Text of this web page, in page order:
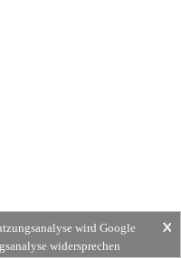
wird Google
widersprechen